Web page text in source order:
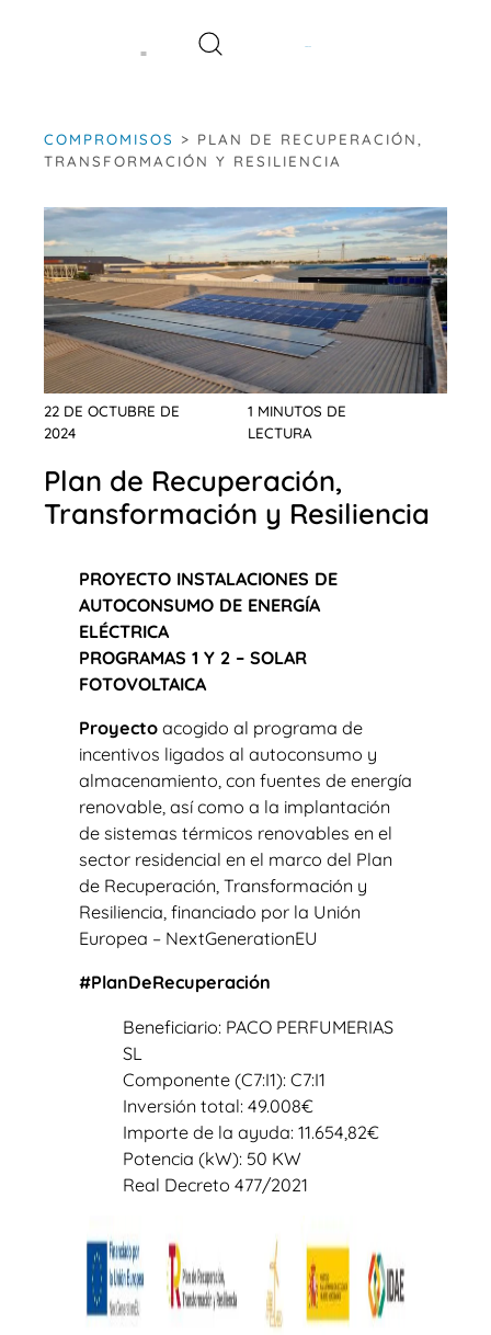
COMPROMISOS > PLAN DE RECUPERACIÓN,
TRANSFORMACIÓN Y RESILIENCIA
22 DE OCTUBRE DE
2024
1 MINUTOS DE
LECTURA
Plan de Recuperación,
Transformación y Resiliencia
PROYECTO INSTALACIONES DE
AUTOCONSUMO DE ENERGÍA
ELÉCTRICA
PROGRAMAS 1 Y 2 – SOLAR
FOTOVOLTAICA
Proyecto acogido al programa de
incentivos ligados al autoconsumo y
almacenamiento, con fuentes de energía
renovable, así como a la implantación
de sistemas térmicos renovables en el
sector residencial en el marco del Plan
de Recuperación, Transformación y
Resiliencia, financiado por la Unión
Europea – NextGenerationEU
#PlanDeRecuperación
Beneficiario: PACO PERFUMERIAS
SL
Componente (C7:I1): C7:I1
Inversión total: 49.008€
Importe de la ayuda: 11.654,82€
Potencia (kW): 50 KW
Real Decreto 477/2021